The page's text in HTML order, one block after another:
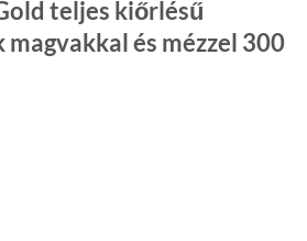
teljes kiőrlésű
és mézzel 300